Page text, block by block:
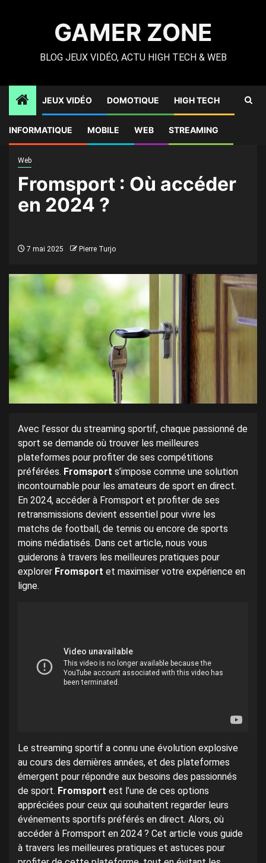
GAMER ZONE
BLOG JEUX VIDÉO, ACTU HIGH TECH & WEB
JEUX VIDÉO DOMOTIQUE HIGH TECH
INFORMATIQUE MOBILE WEB STREAMING
?
Web
Fromsport : Où accéder
en 2024 ?
7 mai 2025 Pierre Turjo
Avec l’essor du streaming sportif, chaque passionné de
sport se demande où trouver les meilleures
plateformes pour profiter de ses compétitions
préférées. Fromsport s’impose comme une solution
incontournable pour les amateurs de sport en direct.
En 2024, accéder à Fromsport et profiter de ses
retransmissions devient essentiel pour vivre les
matchs de football, de tennis ou encore de sports
moins médiatisés. Dans cet article, nous vous
guiderons à travers les meilleures pratiques pour
explorer Fromsport et maximiser votre expérience en
ligne.
Le streaming sportif a connu une évolution explosive
au cours des dernières années, et des plateformes
émergent pour répondre aux besoins des passionnés
de sport. Fromsport est l’une de ces options
appréciées pour ceux qui souhaitent regarder leurs
événements sportifs préférés en direct. Alors, où
accéder à Fromsport en 2024 ? Cet article vous guide
à travers les meilleures pratiques et astuces pour